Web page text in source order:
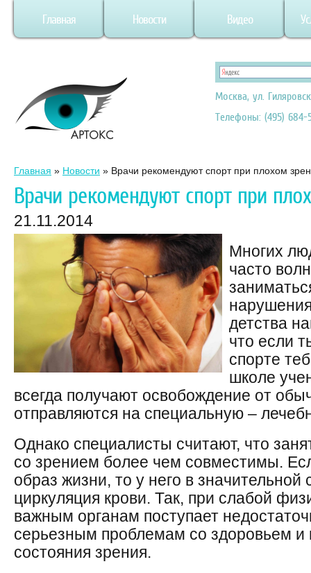
Главная Новости Видео
Москва, ул.
Телефоны: (495) 684-
Главная » Новости » Врачи рекомендуют спорт при плохом
Врачи рекомендуют спорт при
21.11.2014
Многих
часто
детства
что если
спорте
школе
всегда получают освобождение от
отправляются на специальную –
Однако специалисты считают, что
со зрением более чем совместимы.
образ жизни, то у него в значительной
циркуляция крови. Так, при слабой
важным органам поступает
серьезным проблемам со здоровьем и
состояния зрения.